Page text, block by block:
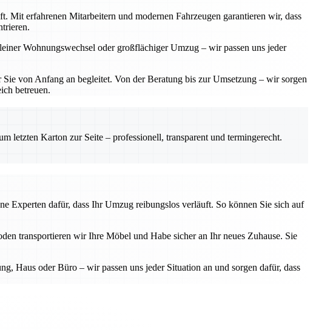
Mit erfahrenen Mitarbeitern und modernen Fahrzeugen garantieren wir, dass
Wohnungswechsel oder großflächiger Umzug – wir passen uns jeder
von Anfang an begleitet. Von der Beratung bis zur Umsetzung – wir sorgen
betreuen.
letzten Karton zur Seite – professionell, transparent und termingerecht.
Experten dafür, dass Ihr Umzug reibungslos verläuft. So können Sie sich auf
transportieren wir Ihre Möbel und Habe sicher an Ihr neues Zuhause. Sie
Haus oder Büro – wir passen uns jeder Situation an und sorgen dafür, dass